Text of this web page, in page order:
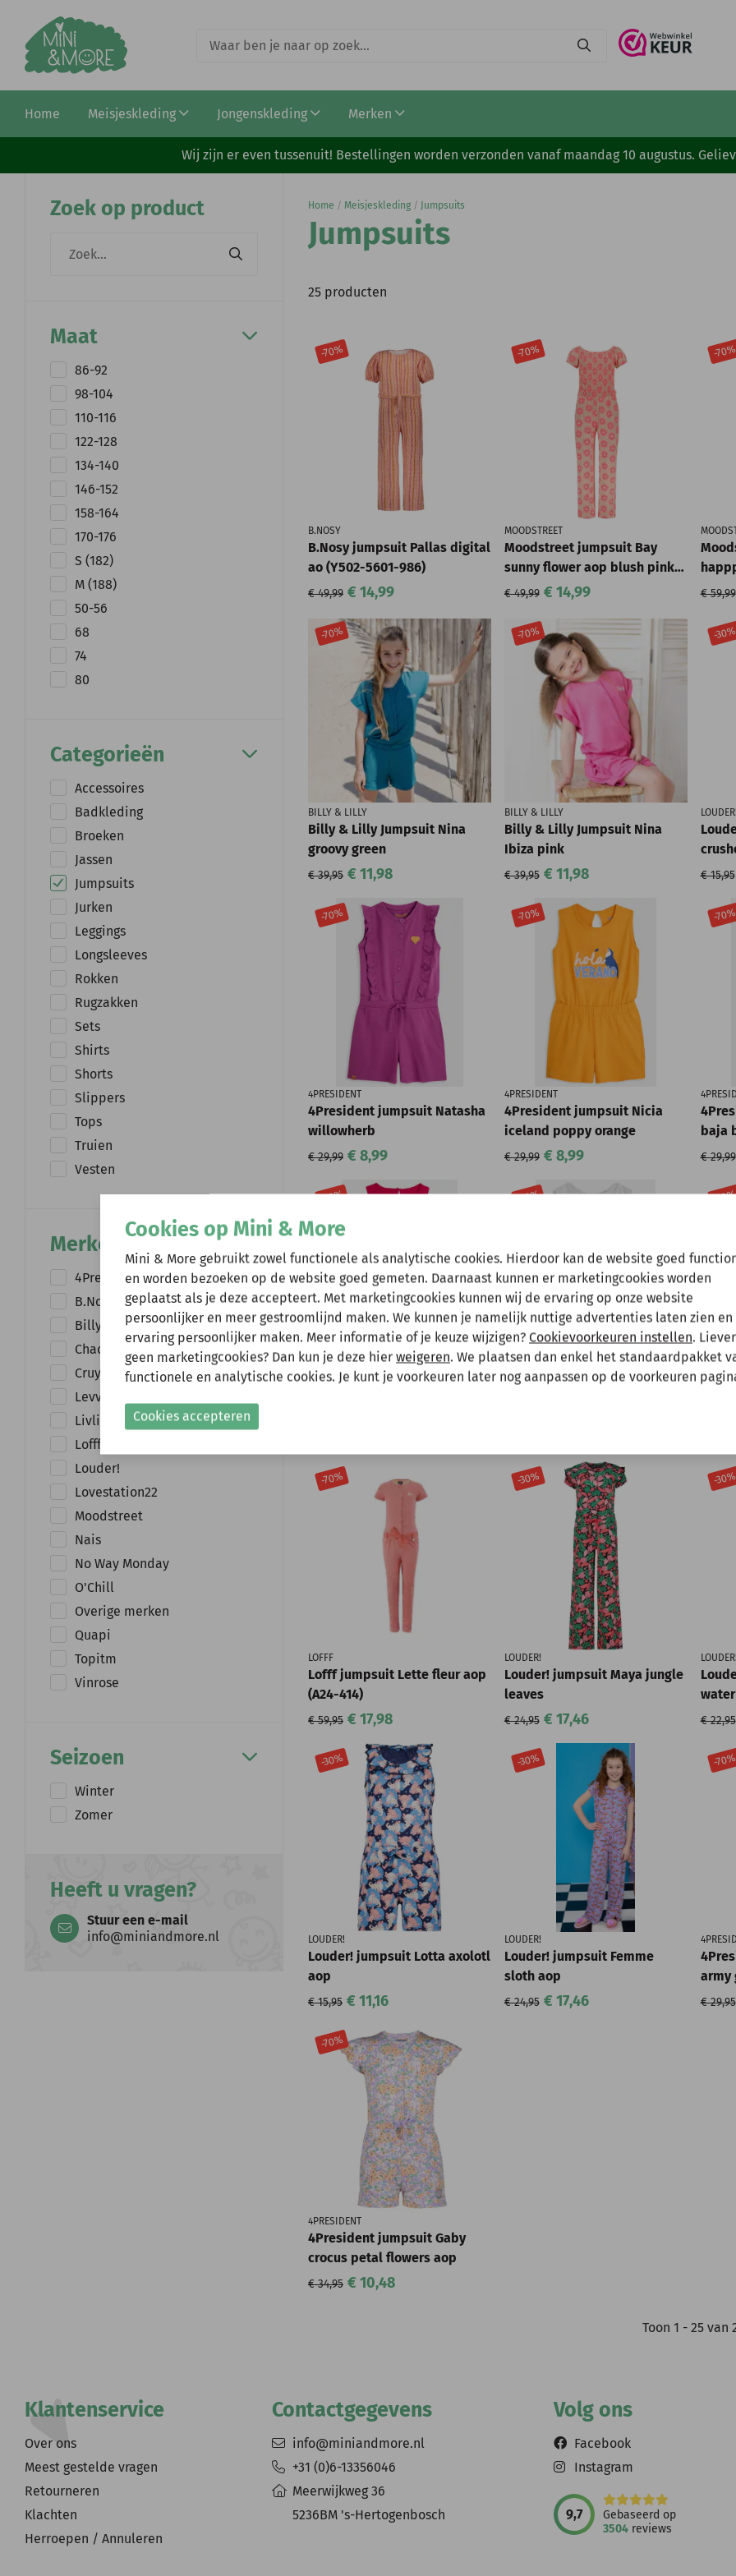
Home Meisjeskleding Jongenskleding Merken
Wij zijn er even tussenuit! Bestellingen worden verzonden vanaf maandag 10 augustus.
Zoek op product
Maat
86-92
98-104
110-116
122-128
134-140
146-152
158-164
170-176
S (182)
M (188)
50-56
68
74
80
Categorieën
Accessoires
Badkleding
Broeken
Jassen
Jumpsuits
Jurken
Leggings
Longsleeves
Rokken
Rugzakken
Sets
Shirts
Shorts
Slippers
Tops
Truien
Vesten
Merken
4President
B.Nosy
Billy & Lilly
Chaos and Order
Cruyff
Levv
Livlig
Lofff
Louder!
Lovestation22
Moodstreet
Nais
No Way Monday
O'Chill
Overige merken
Quapi
Topitm
Vinrose
Seizoen
Winter
Zomer
Heeft u vragen?
Stuur een e-mail
info@miniandmore.nl
Home / Meisjeskleding / Jumpsuits
Jumpsuits
25 producten
-70%
B.NOSY
B.Nosy jumpsuit Pallas digital
ao (Y502-5601-986)
€ 49,99 € 14,99
-70%
MOODSTREET
Moodstreet jumpsuit Bay
sunny flower aop blush pink
(M502-5604-210)
€ 49,99 € 14,99
-70%
€ 59,99
-70%
BILLY & LILLY
Billy & Lilly Jumpsuit Nina
groovy green
€ 39,95 € 11,98
-70%
BILLY & LILLY
Billy & Lilly Jumpsuit Nina
Ibiza pink
€ 39,95 € 11,98
-30%
LOUDER!
€ 15,95
-70%
4PRESIDENT
4President jumpsuit Natasha
willowherb
€ 29,99 € 8,99
-70%
4PRESIDENT
4President jumpsuit Nicia
iceland poppy orange
€ 29,99 € 8,99
-70%
baja
€ 29,99
-70%
4PRESIDENT
-70%
4PRESIDENT
-70%
-70%
LOFFF
Lofff jumpsuit Lette fleur aop
(A24-414)
€ 59,95 € 17,98
-30%
LOUDER!
Louder! jumpsuit Maya jungle
leaves
€ 24,95 € 17,46
-30%
LOUDER!
€ 22,95
-30%
LOUDER!
Louder! jumpsuit Lotta axolotl
aop
€ 15,95 € 11,16
-30%
LOUDER!
Louder! jumpsuit Femme
sloth aop
€ 24,95 € 17,46
-70%
army
€ 29,95
-70%
4PRESIDENT
4President jumpsuit Gaby
crocus petal flowers aop
€ 34,95 € 10,48
Toon 1 - 25 van
Klantenservice
Over ons
Meest gestelde vragen
Retourneren
Klachten
Herroepen / Annuleren
Contactgegevens
info@miniandmore.nl
+31 (0)6-13356046
Meerwijkweg 36
5236BM 's-Hertogenbosch
Volg ons
Facebook
Instagram
9,7
Gebaseerd op
3504reviews
Wij zijn er even tussenuit!
Natuurlijk kun je wel gewoon een bestelling plaatsen maar deze wordt dan maandag
verzonden.
Gelieve hier rekening mee te houden bij het plaatsen van je bestelling.
Shop nu!
Cookies op Mini & More
Mini & More gebruikt zowel functionele als analytische cookies. Hierdoor kan de website goed
en worden bezoeken op de website goed gemeten. Daarnaast kunnen er marketingcookies worden
geplaatst als je deze accepteert. Met marketingcookies kunnen wij de ervaring op onze website
persoonlijker en meer gestroomlijnd maken. We kunnen je namelijk nuttige advertenties laten zien en
ervaring persoonlijker maken. Meer informatie of je keuze wijzigen? Cookievoorkeuren instellen.
geen marketingcookies? Dan kun je deze hier weigeren. We plaatsen dan enkel het standaardpakket
functionele en analytische cookies. Je kunt je voorkeuren later nog aanpassen op de voorkeuren
Cookies accepteren